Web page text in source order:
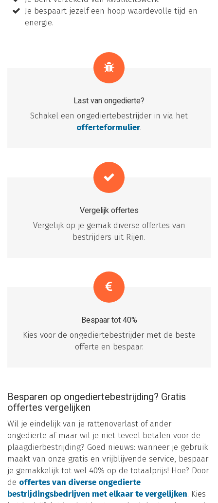
Je bespaart jezelf een hoop waardevolle tijd en
energie.
Last van ongedierte?
Schakel een ongediertebestrijder in via het
offerteformulier.
Vergelijk offertes
Vergelijk op je gemak diverse offertes van
bestrijders uit Rijen.
Bespaar tot 40%
Kies voor de ongediertebestrijder met de beste
offerte en bespaar.
Besparen op ongediertebestrijding? Gratis
offertes vergelijken
Wil je eindelijk van je rattenoverlast of ander
ongedierte af maar wil je niet teveel betalen voor de
plaagdierbestrijding? Goed nieuws: wanneer je gebruik
maakt van onze gratis en vrijblijvende service, bespaar
je gemakkelijk tot wel 40% op de totaalprijs! Hoe? Door
de offertes van diverse ongedierte
bestrijdingsbedrijven met elkaar te vergelijken. Kies